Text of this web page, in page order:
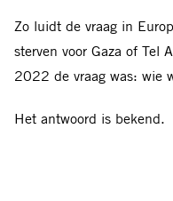
Zo luidt de vraag in
sterven voor Gaza of Tel
2022 de vraag was: wie
Het antwoord is bekend.